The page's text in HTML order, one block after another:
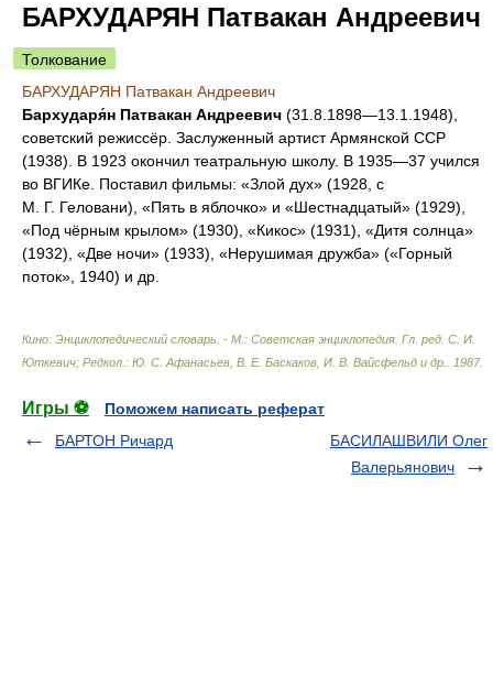
БАРХУДАРЯН Патвакан Андреевич
Толкование
БАРХУДАРЯН Патвакан Андреевич
Бархударя́н Патвакан Андреевич (31.8.1898—13.1.1948),
советский режиссёр. Заслуженный артист Армянской ССР
(1938). В 1923 окончил театральную школу. В 1935—37 учился
во ВГИКе. Поставил фильмы: «Злой дух» (1928, с
М. Г. Геловани), «Пять в яблочко» и «Шестнадцатый» (1929),
«Под чёрным крылом» (1930), «Кикос» (1931), «Дитя солнца»
(1932), «Две ночи» (1933), «Нерушимая дружба» («Горный
поток», 1940) и др.
Кино: Энциклопедический словарь. - М.: Советская энциклопедия Гл. ред. С. И.
Юткевич; Редкол.: Ю. С. Афанасьев, В. Е. Баскаков, И. В. Вайсфельд и др.
1987.
Игры ⚽
Поможем написать реферат
БАРТОН Ричард
БАСИЛАШВИЛИ Олег
Валерьянович